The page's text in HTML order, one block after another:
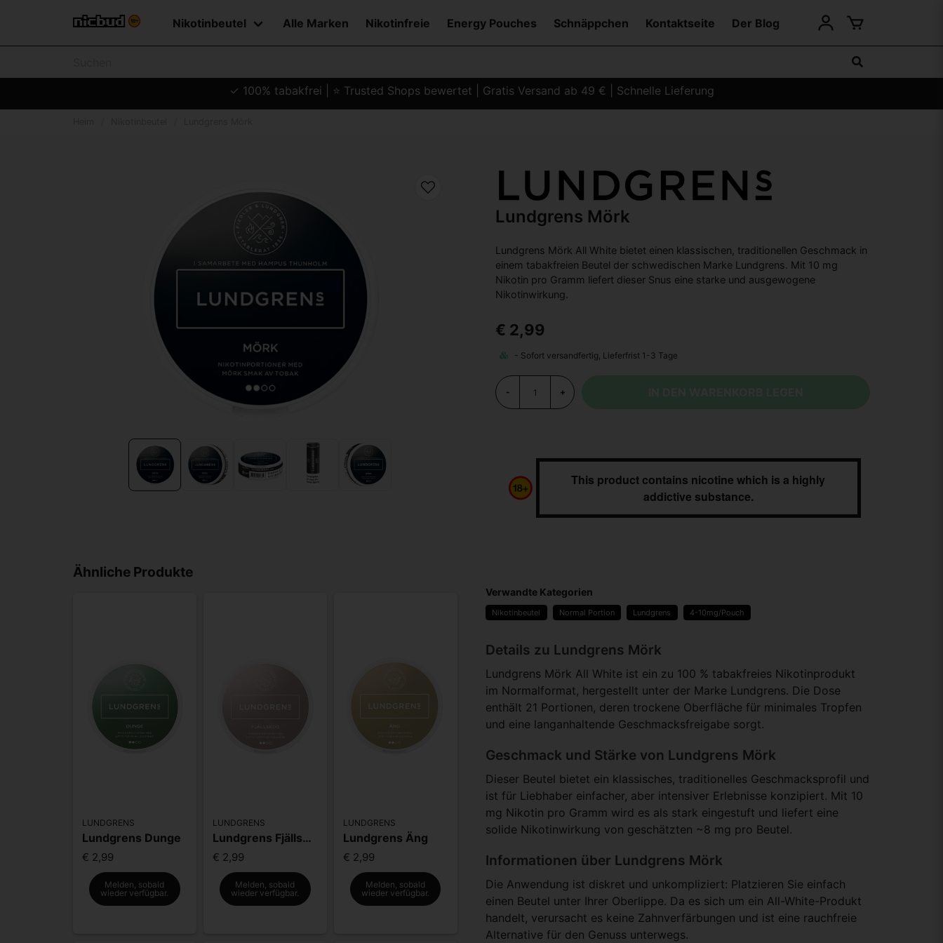
Nikotinbeutel Alle Marken Nikotinfreie Energy Pouches Schnäppchen Kontaktseite Der Blog
✓ 100% tabakfrei | ⭐ Trusted Shops bewertet | Gratis Versand ab 49 € | Schnelle Lieferung
Lundgrens Mörk
Lundgrens Mörk All White bietet einen klassischen, traditionellen Geschmack in
einem tabakfreien Beutel der schwedischen Marke Lundgrens. Mit 10 mg
Nikotin pro Gramm liefert dieser Snus eine starke und ausgewogene
Nikotinwirkung.
€ 2,99
- +
This product contains nicotine which is a highly
addictive substance.
Ähnliche Produkte
LUNDGRENS
Lundgrens Dunge
€ 2,99
Melden, sobald
wieder verfügbar.
LUNDGRENS
Lundgrens Fjällskog
€ 2,99
Melden, sobald
wieder verfügbar.
LUNDGRENS
Lundgrens Äng
€ 2,99
Melden, sobald
wieder verfügbar.
Verwandte Kategorien
Nikotinbeutel Normal Portion Lundgrens 4-10mg/Pouch
Details zu Lundgrens Mörk
Lundgrens Mörk All White ist ein zu 100 % tabakfreies Nikotinprodukt
im Normalformat, hergestellt unter der Marke Lundgrens. Die Dose
enthält 21 Portionen, deren trockene Oberfläche für minimales Tropfen
und eine langanhaltende Geschmacksfreigabe sorgt.
Geschmack und Stärke von Lundgrens Mörk
Dieser Beutel bietet ein klassisches, traditionelles Geschmacksprofil und
ist für Liebhaber einfacher, aber intensiver Erlebnisse konzipiert. Mit 10
mg Nikotin pro Gramm wird es als stark eingestuft und liefert eine
solide Nikotinwirkung von geschätzten ~8 mg pro Beutel.
Informationen über Lundgrens Mörk
Die Anwendung ist diskret und unkompliziert: Platzieren Sie einfach
einen Beutel unter Ihrer Oberlippe. Da es sich um ein All-White-Produkt
handelt, verursacht es keine Zahnverfärbungen und ist eine rauchfreie
Alternative für den Genuss unterwegs.